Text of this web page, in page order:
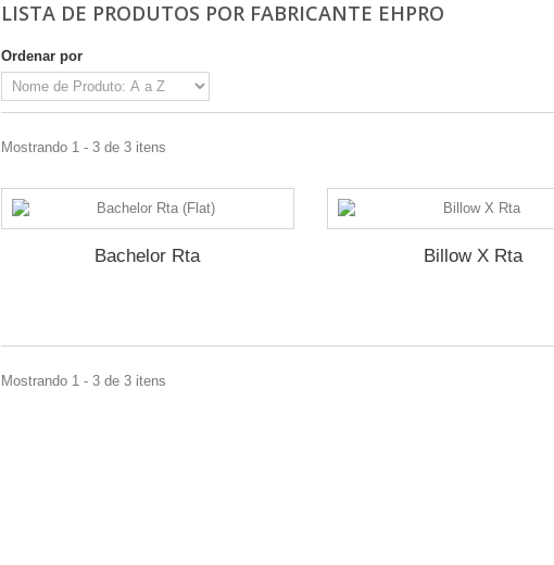
LISTA DE PRODUTOS POR FABRICANTE EHPRO
Ordenar por
Mostrando 1 - 3 de 3 itens
Bachelor Rta Billow X Rta
Mostrando 1 - 3 de 3 itens